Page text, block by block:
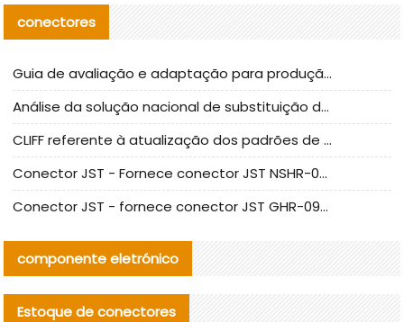
conectores
Guia de avaliação e adaptação para produção em massa de componentes de cabos nacionais CNC Tech
Análise da solução nacional de substituição da linha de alta frequência I-PEX
CLIFF referente à atualização dos padrões de teste de conectores nacionais
Conector JST - Fornece conector JST NSHR-02V-S original | substituto
Conector JST - fornece conector JST GHR-09V-S autêntico | substituto
componente eletrónico
Estoque de conectores